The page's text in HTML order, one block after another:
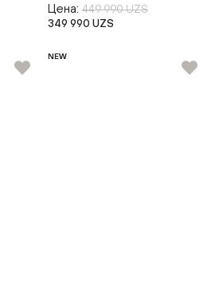
Цена: 449 990 UZS
349 990 UZS
NEW